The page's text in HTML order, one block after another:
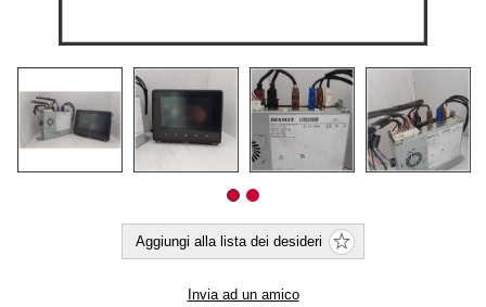
Aggiungi alla lista dei desideri
Invia ad un amico